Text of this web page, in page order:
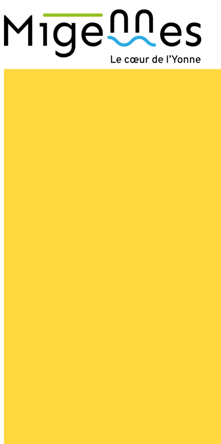
Précédent
Suivant